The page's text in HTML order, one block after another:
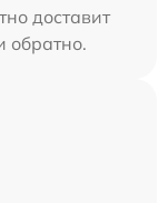
доставит
обратно.